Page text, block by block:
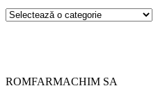
ROMFARMACHIM SA